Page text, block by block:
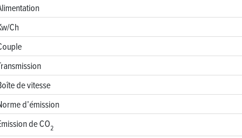
Ch
de vitesse
d’émission
de CO2